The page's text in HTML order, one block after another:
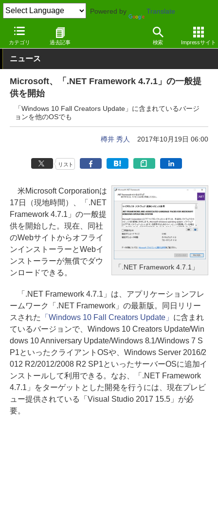
Powered by Translate
カテゴリ 過去記事 検索 Impressサイト
窓の杜 システム・ファイル Windows
ニュース
Microsoft、「.NET Framework 4.7.1」の一般提
供を開始
「Windows 10 Fall Creators Update」に含まれているバージ
ョンを他のOSでも
樽井 秀人 2017年10月19日 06:00
リスト
「.NET Framework 4.7.1」
米Microsoft Corporationは
17日（現地時間）、「.NET
Framework 4.7.1」の一般提
供を開始した。現在、同社
のWebサイトからオフライ
ンインストーラーとWebイ
ンストーラーが無償でダウ
ンロードできる。
「.NET Framework 4.7.1」は、アプリケーションフレ
ームワーク「.NET Framework」の最新版。同日リリー
スされた
「Windows 10 Fall Creators Update」 に含まれ
ているバージョンで、Windows 10 Creators Update/Win
dows 10 Anniversary Update/Windows 8.1/Windows 7 S
P1といったクライアントOSや、Windows Server 2016/2
012 R2/2012/2008 R2 SP1といったサーバーOSに追加イ
ンストールして利用できる。なお、「.NET Framework
4.7.1」をターゲットとした開発を行うには、現在プレビ
ュー提供されている「Visual Studio 2017 15.5」が必
要。